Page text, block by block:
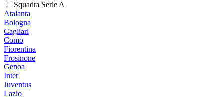
Squadra Serie A
Atalanta
Bologna
Cagliari
Como
Fiorentina
Frosinone
Genoa
Inter
Juventus
Lazio